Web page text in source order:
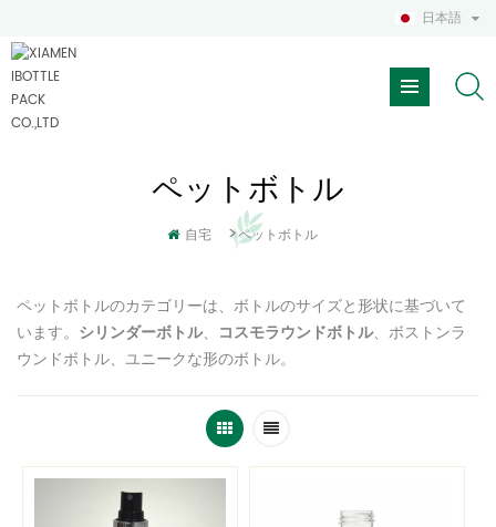
日本語
ペットボトル
自宅 >ペットボトル
ペットボトルのカテゴリーは、ボトルのサイズと形状に基づいて
います。
シリンダーボトル、 コスモラウンドボトル、ボストンラ
ウンドボトル、ユニークな形のボトル。